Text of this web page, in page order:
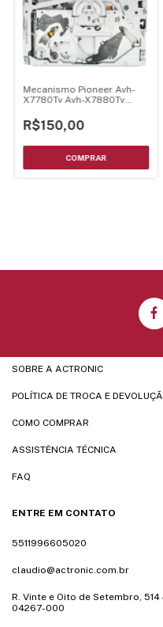
Mecanismo Pioneer Avh-
X7780Tv Avh-X7880Tv
Optica
R$150,00
SOBRE A ACTRONIC
POLÍTICA DE TROCA E
COMO COMPRAR
ASSISTÊNCIA TÉCNICA
FAQ
ENTRE EM CONTATO
5511996605020
claudio@actronic.com.br
R. Vinte e Oito de Setembro, 514
04267-000